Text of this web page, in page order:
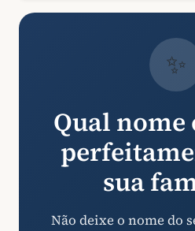
✨
Qual
sua
Não deixe o nome do